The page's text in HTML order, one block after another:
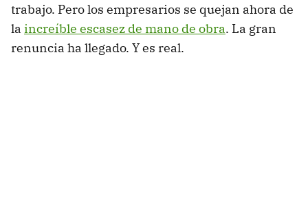
trabajo. Pero los empresarios se quejan ahora de
la increíble escasez de mano de obra. La gran
renuncia ha llegado. Y es real.